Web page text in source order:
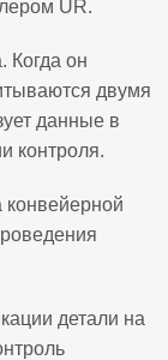
UR.
Когда он
двумя
данные в
контроля.
конвейерной
детали на